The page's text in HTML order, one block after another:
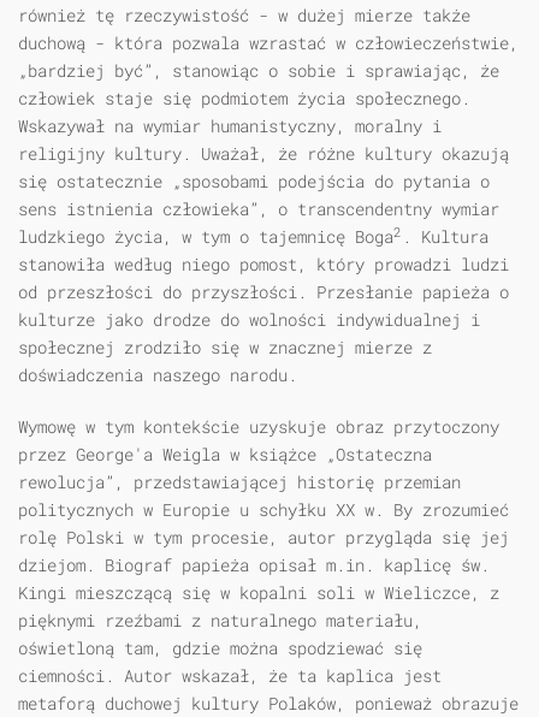
również tę rzeczywistość - w dużej mierze także
duchową - która pozwala wzrastać w człowieczeństwie,
„bardziej być”, stanowiąc o sobie i sprawiając, że
człowiek staje się podmiotem życia społecznego.
Wskazywał na wymiar humanistyczny, moralny i
religijny kultury. Uważał, że różne kultury okazują
się ostatecznie „sposobami podejścia do pytania o
sens istnienia człowieka”, o transcendentny wymiar
ludzkiego życia, w tym o tajemnicę Boga2 . Kultura
stanowiła według niego pomost, który prowadzi ludzi
od przeszłości do przyszłości. Przesłanie papieża o
kulturze jako drodze do wolności indywidualnej i
społecznej zrodziło się w znacznej mierze z
doświadczenia naszego narodu.
Wymowę w tym kontekście uzyskuje obraz przytoczony
przez George'a Weigla w książce „Ostateczna
rewolucja”, przedstawiającej historię przemian
politycznych w Europie u schyłku XX w. By zrozumieć
rolę Polski w tym procesie, autor przygląda się jej
dziejom. Biograf papieża opisał m.in. kaplicę św.
Kingi mieszczącą się w kopalni soli w Wieliczce, z
pięknymi rzeźbami z naturalnego materiału,
oświetloną tam, gdzie można spodziewać się
ciemności. Autor wskazał, że ta kaplica jest
metaforą duchowej kultury Polaków, ponieważ obrazuje